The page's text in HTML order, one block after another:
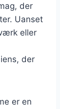
der
Uanset
eller
der
er en